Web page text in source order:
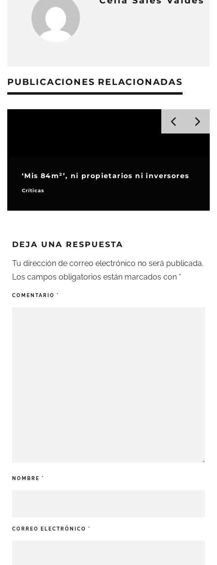
PUBLICACIONES RELACIONADAS
‘Mis 84m²’, ni propietarios ni inversores
Críticas
DEJA UNA RESPUESTA
Tu dirección de correo electrónico no será publicada.
Los campos obligatorios están marcados con *
COMENTARIO *
NOMBRE *
CORREO ELECTRÓNICO *